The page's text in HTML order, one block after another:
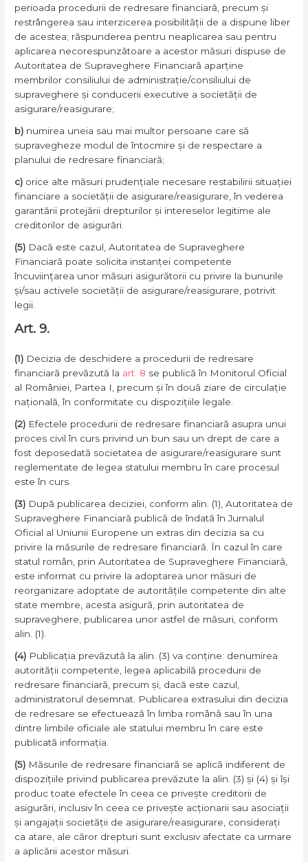
perioada procedurii de redresare financiară, precum și
restrângerea sau interzicerea posibilității de a dispune liber
de acestea; răspunderea pentru neaplicarea sau pentru
aplicarea necorespunzătoare a acestor măsuri dispuse de
Autoritatea de Supraveghere Financiară aparține
membrilor consiliului de administrație/consiliului de
supraveghere și conducerii executive a societății de
asigurare/reasigurare;
b) numirea uneia sau mai multor persoane care să
supravegheze modul de întocmire și de respectare a
planului de redresare financiară;
c) orice alte măsuri prudențiale necesare restabilirii situației
financiare a societății de asigurare/reasigurare, în vederea
garantării protejării drepturilor și intereselor legitime ale
creditorilor de asigurări.
(5) Dacă este cazul, Autoritatea de Supraveghere
Financiară poate solicita instanței competente
încuviințarea unor măsuri asigurătorii cu privire la bunurile
și/sau activele societății de asigurare/reasigurare, potrivit
legii.
Art. 9.
(1) Decizia de deschidere a procedurii de redresare
financiară prevăzută la art. 8 se publică în Monitorul Oficial
al României, Partea I, precum și în două ziare de circulație
națională, în conformitate cu dispozițiile legale.
(2) Efectele procedurii de redresare financiară asupra unui
proces civil în curs privind un bun sau un drept de care a
fost deposedată societatea de asigurare/reasigurare sunt
reglementate de legea statului membru în care procesul
este în curs.
(3) După publicarea deciziei, conform alin. (1), Autoritatea de
Supraveghere Financiară publică de îndată în Jurnalul
Oficial al Uniunii Europene un extras din decizia sa cu
privire la măsurile de redresare financiară. În cazul în care
statul român, prin Autoritatea de Supraveghere Financiară,
este informat cu privire la adoptarea unor măsuri de
reorganizare adoptate de autoritățile competente din alte
state membre, acesta asigură, prin autoritatea de
supraveghere, publicarea unor astfel de măsuri, conform
alin. (1).
(4) Publicația prevăzută la alin. (3) va conține: denumirea
autorității competente, legea aplicabilă procedurii de
redresare financiară, precum și, dacă este cazul,
administratorul desemnat. Publicarea extrasului din decizia
de redresare se efectuează în limba română sau în una
dintre limbile oficiale ale statului membru în care este
publicată informația.
(5) Măsurile de redresare financiară se aplică indiferent de
dispozițiile privind publicarea prevăzute la alin. (3) și (4) și își
produc toate efectele în ceea ce privește creditorii de
asigurări, inclusiv în ceea ce privește acționarii sau asociații
și angajații societății de asigurare/reasigurare, considerați
ca atare, ale căror drepturi sunt exclusiv afectate ca urmare
a aplicării acestor măsuri.